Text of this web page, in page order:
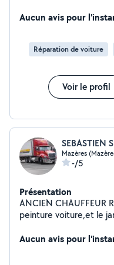
suspensions et circuits
sur interventions
qualité du service et
Aucun avis pour
Réparation de voiture
Voir le profil
SEBASTIEN
Mazères
-/5
Présentation
ANCIEN CHAUFFEUR
peinture voiture,et le
de la route(prothèse
Aucun avis pour